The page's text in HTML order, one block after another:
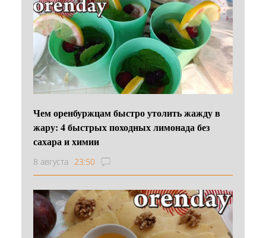
Чем оренбуржцам быстро утолить жажду в
жару: 4 быстрых походных лимонада без
сахара и химии
8 августа 23:50